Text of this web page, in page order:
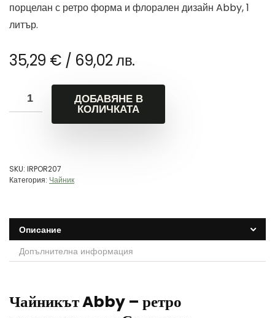
порцелан с ретро форма и флорален дизайн Abby, 1
литър.
35,29 € / 69,02 лв.
ДОБАВЯНЕ В
КОЛИЧКАТА
SKU: IRPOR207
Категория: Чайник
Описание
Допълнителна информация
Чайникът Abby – ретро